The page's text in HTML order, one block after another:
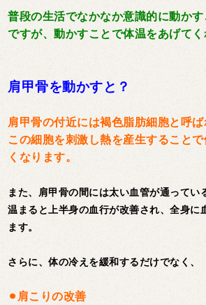
普段の生活でなかなか意識的に動か
ですが、動かすことで体温をあげてく
肩甲骨を動かすと？
肩甲骨の付近には褐色脂肪細胞と呼ば
この細胞を刺激し熱を産生すること
くなります。
また、肩甲骨の間には太い血管が通ってい
温まると上半身の血行が改善され、全身に
ます。
さらに、体の冷えを緩和するだけでなく、
⚫︎肩こりの改善